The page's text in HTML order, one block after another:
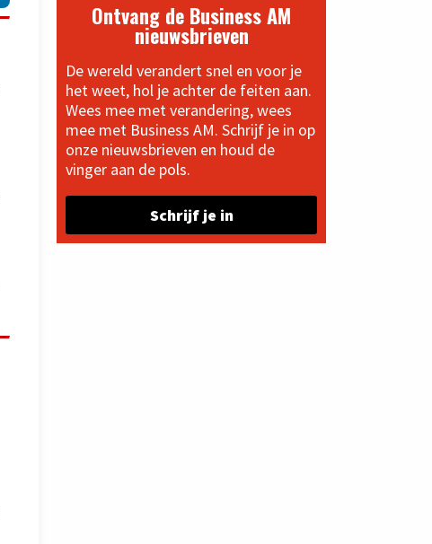
Ontvang de Business AM
nieuwsbrieven
De wereld verandert snel en voor je
het weet, hol je achter de feiten aan.
Wees mee met verandering, wees
mee met Business AM. Schrijf je in op
onze nieuwsbrieven en houd de
vinger aan de pols.
Schrijf je in